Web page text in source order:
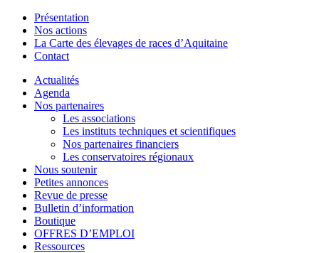
Présentation
Nos actions
La Carte des élevages de races d’Aquitaine
Contact
Actualités
Agenda
Nos partenaires
Les associations
Les instituts techniques et scientifiques
Nos partenaires financiers
Les conservatoires régionaux
Nous soutenir
Petites annonces
Revue de presse
Bulletin d’information
Boutique
OFFRES D’EMPLOI
Ressources